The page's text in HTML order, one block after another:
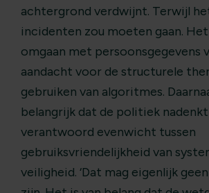
achtergrond verdwijnt. Terwijl
incidenten zou moeten gaan.
omgaan met persoonsgegevens
aandacht voor de structurele
gebruiken van algoritmes.
belangrijk dat de politiek
verantwoord evenwicht tussen
gebruiksvriendelijkheid van
veiligheid. ‘Dat mag eigenlijk